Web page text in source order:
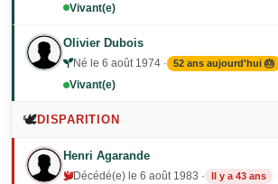
Vivant(e)
Olivier Dubois
Né le 6 août 1974 · 52 ans aujourd'hui 🎂
Vivant(e)
🕊️DISPARITION
Henri Agarande
Décédé(e) le 6 août 1983 · Il y a 43 ans